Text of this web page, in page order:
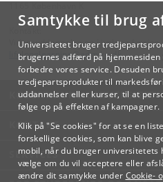
Samtykke til brug
Universitetet bruger
brugernes adfærd på
forbedre vores service. Desuden
tredjepartsprodukter til
uddannelser eller kurser, til at
følge op på effekten af kampagner.
Klik på "Se cookies" for at se en
forskellige cookies, som kan blive
mobil, når du bruger universitetets
vælge om du vil acceptere eller
ændre dit samtykke under Cookie-
Videreuddannelse og Livslang Læring
lifelonglearning@adm.ku.dk
KØBENHAVNS UNIVERSITET
KONTAKT
SERVICES